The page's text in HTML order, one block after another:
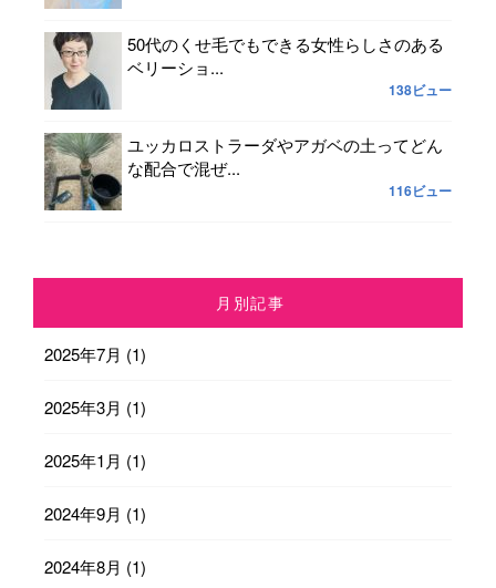
50代のくせ毛でもできる女性らしさのある
ベリーショ...
138ビュー
ユッカロストラーダやアガベの土ってどん
な配合で混ぜ...
116ビュー
月別記事
2025年7月 (1)
2025年3月 (1)
2025年1月 (1)
2024年9月 (1)
2024年8月 (1)